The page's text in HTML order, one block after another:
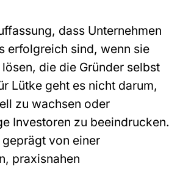
dass Unternehmen
erfolgreich sind, wenn sie
die die Gründer selbst
Lütke geht es nicht darum,
zu wachsen oder
Investoren zu beeindrucken.
von einer
praxisnahen